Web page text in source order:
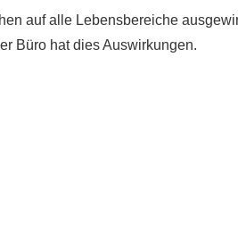
auf alle Lebensbereiche
Büro hat dies Auswirkungen.